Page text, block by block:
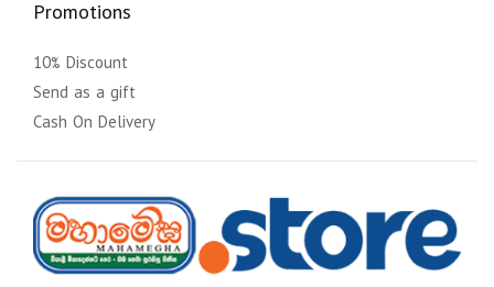
Promotions
10% Discount
Send as a gift
Cash On Delivery